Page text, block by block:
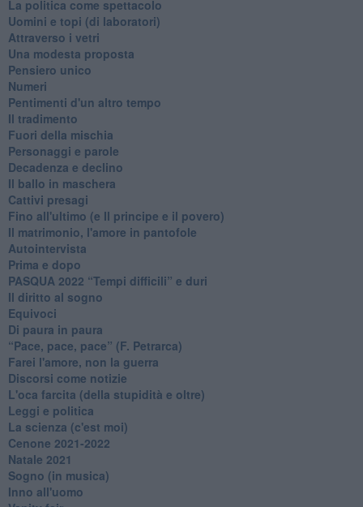
La politica come spettacolo
Uomini e topi (di laboratori)
Attraverso i vetri
Una modesta proposta
Pensiero unico
Numeri
Pentimenti d'un altro tempo
Il tradimento
Fuori della mischia
Personaggi e parole
Decadenza e declino
Il ballo in maschera
Cattivi presagi
Fino all'ultimo (e Il principe e il povero)
Il matrimonio, l'amore in pantofole
Autointervista
Prima e dopo
​PASQUA 2022 “Tempi difficili” e duri
Il diritto al sogno
Equivoci
Di paura in paura
​“Pace, pace, pace” (F. Petrarca)
Farei l'amore, non la guerra
Discorsi come notizie
L'oca farcita (della stupidità e oltre)
Leggi e politica
La scienza (c'est moi)
Cenone 2021-2022
Natale 2021
Sogno (in musica)
Inno all'uomo